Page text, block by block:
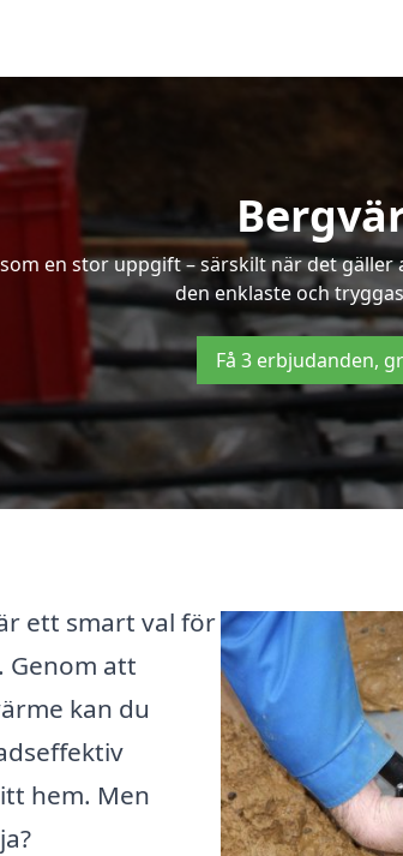
en stor uppgift – särskilt när det
den enklaste och
Få 3 erbjudanden,
ett smart val för
Genom att
kan du
hem. Men